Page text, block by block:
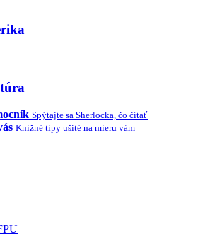
Spýtajte sa Sherlocka, čo čítať
Knižné tipy ušité na mieru vám